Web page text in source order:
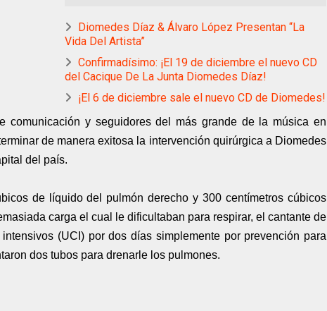
Diomedes Díaz & Álvaro López Presentan “La
Vida Del Artista”
Confirmadísimo: ¡El 19 de diciembre el nuevo CD
del Cacique De La Junta Diomedes Díaz!
¡El 6 de diciembre sale el nuevo CD de Diomedes!
comunicación y seguidores del más grande de la música en
de manera exitosa la intervención quirúrgica a Diomedes
del país.
de líquido del pulmón derecho y 300 centímetros cúbicos
carga el cual le dificultaban para respirar, el cantante de
(UCI) por dos días simplemente por prevención para
dos tubos para drenarle los pulmones.